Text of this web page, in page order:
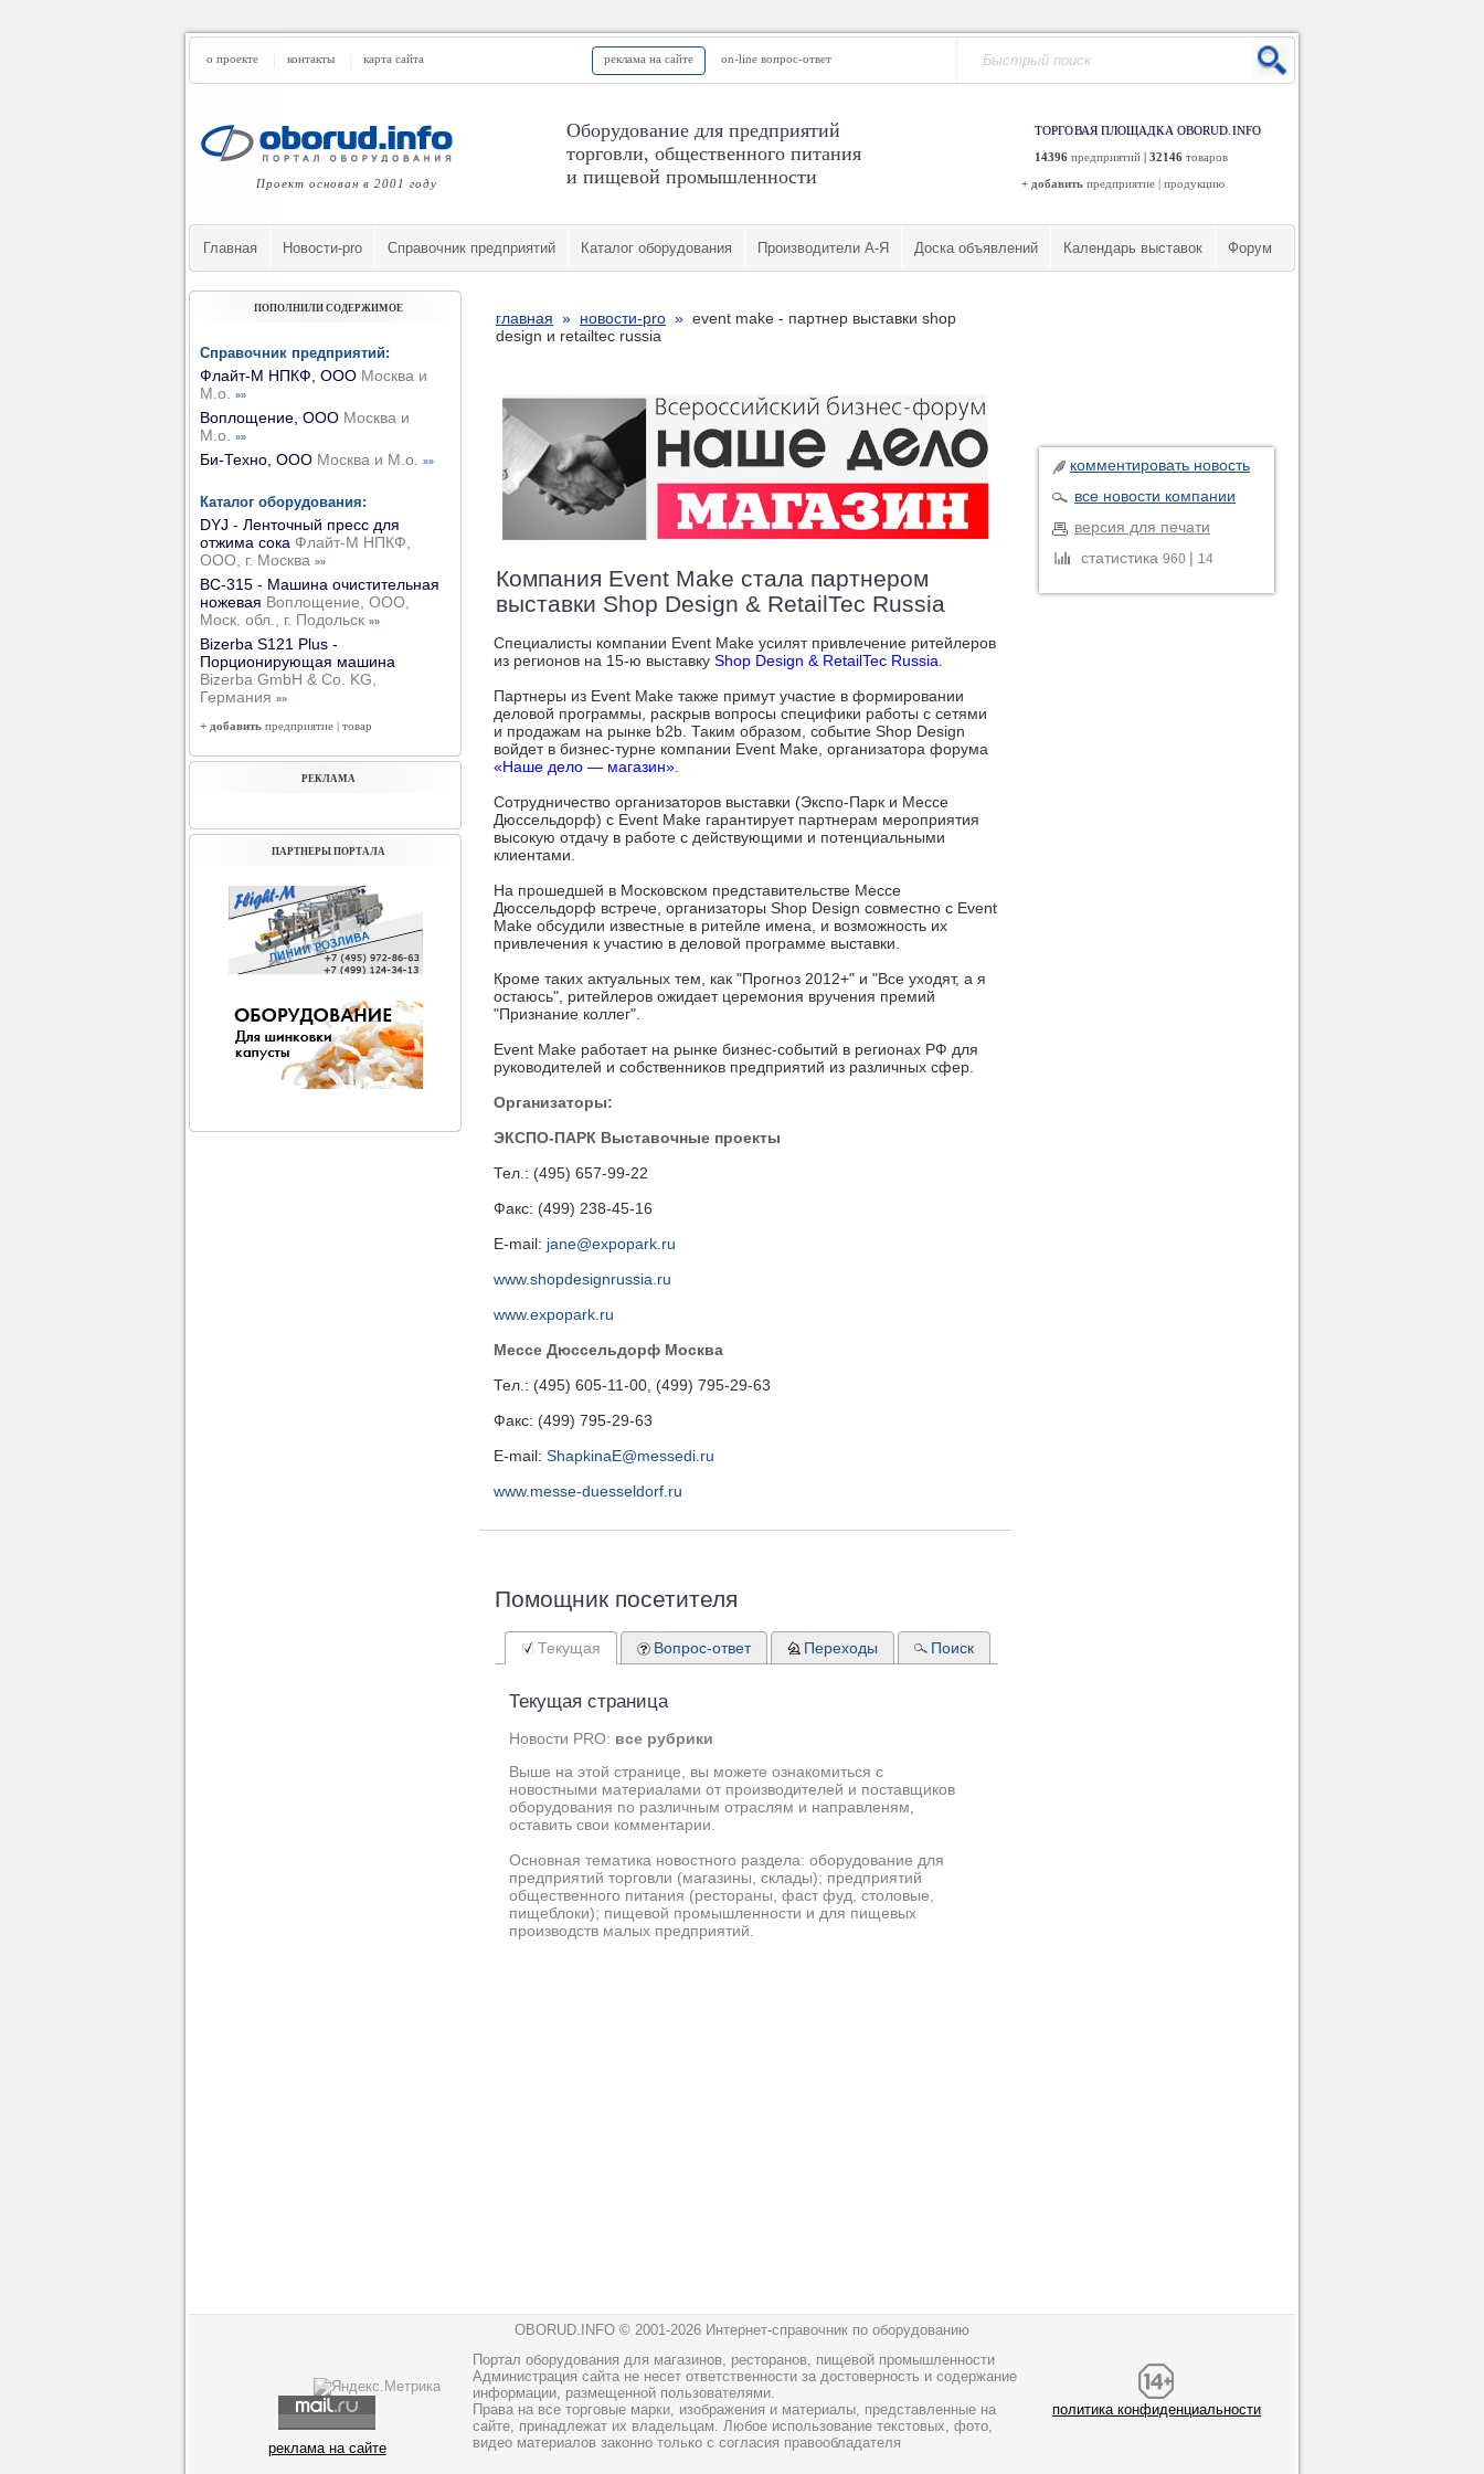
о проекте контакты карта сайта реклама на сайте on-line вопрос-ответ
Проект основан в 2001 году
Оборудование для предприятий
торговли, общественного питания
и пищевой промышленности
ТОРГОВАЯ ПЛОЩАДКА OBORUD.INFO
14396 предприятий | 32146 товаров
+ добавить предприятие | продукцию
Главная Новости-pro Cправочник предприятий Каталог оборудования Производители А-Я Доска объявлений Календарь выставок Форум
главная » новости-pro » event make - партнер выставки shop
design и retailtec russia
Компания Event Make стала партнером
выставки Shop Design & RetailTec Russia
Специалисты компании Event Make усилят привлечение ритейлеров
из регионов на 15-ю выставку Shop Design & RetailTec Russia
Партнеры из Event Make также примут участие в формировании
деловой программы, раскрыв вопросы специфики работы с сетями
и продажам на рынке b2b. Таким образом, событие Shop Design
войдет в бизнес-турне компании Event Make, организатора форума
«Наше дело — магазин»
Сотрудничество организаторов выставки (Экспо-Парк и Мессе
Дюссельдорф) с Event Make гарантирует партнерам мероприятия
высокую отдачу в работе с действующими и потенциальными
клиентами.
На прошедшей в Московском представительстве Мессе
Дюссельдорф встрече, организаторы Shop Design совместно с Event
Make обсудили известные в ритейле имена, и возможность их
привлечения к участию в деловой программе выставки.
Кроме таких актуальных тем, как "Прогноз 2012+" и "Все уходят, а я
остаюсь", ритейлеров ожидает церемония вручения премий
"Признание коллег".
Event Make работает на рынке бизнес-событий в регионах РФ для
руководителей и собственников предприятий из различных сфер.
Организаторы:
ЭКСПО-ПАРК Выставочные проекты
Тел.: (495) 657-99-22
Факс: (499) 238-45-16
E-mail: jane@expopark.ru
www.shopdesignrussia.ru
www.expopark.ru
Мессе Дюссельдорф Москва
Тел.: (495) 605-11-00, (499) 795-29-63
Факс: (499) 795-29-63
E-mail: ShapkinaE@messedi.ru
www.messe-duesseldorf.ru
Помощник посетителя
Текущая
Текущая страница
Новости PRO: все рубрики
Выше на этой странице, вы можете ознакомиться с
новостными материалами от производителей и поставщиков
оборудования по различным отраслям и направленям,
оставить свои комментарии.
Основная тематика новостного раздела: оборудование для
предприятий торговли (магазины, склады); предприятий
общественного питания (рестораны, фаст фуд, столовые,
пищеблоки); пищевой промышленности и для пищевых
производств малых предприятий.
Вопрос-ответ Переходы Поиск
комментировать новость
все новости компании
версия для печати
статистика 960 | 14
ПОПОЛНИЛИ СОДЕРЖИМОЕ
Справочник предприятий:
Флайт-М НПКФ, ООО Москва и
М.о.
»»
Воплощение, ООО Москва и
М.о.
»»
Би-Техно, ООО Москва и М.о. »»
Каталог оборудования:
DYJ - Ленточный пресс для
отжима сока Флайт-М НПКФ,
ООО, г. Москва »»
ВС-315 - Машина очистительная
ножевая Воплощение, ООО,
Моск. обл., г. Подольск »»
Bizerba S121 Plus -
Порционирующая машина
Bizerba GmbH & Co. KG,
Германия »»
+ добавить предприятие | товар
РЕКЛАМА
ПАРТНЕРЫ ПОРТАЛА
OBORUD.INFO © 2001-2026 Интернет-справочник по оборудованию
реклама на сайте
Портал оборудования для магазинов, ресторанов, пищевой промышленности
Администрация сайта не несет ответственности за достоверность и содержание
информации, размещенной пользователями.
Права на все торговые марки, изображения и материалы, представленные на
сайте, принадлежат их владельцам. Любое использование текстовых, фото,
видео материалов законно только с согласия правообладателя
политика конфиденциальности